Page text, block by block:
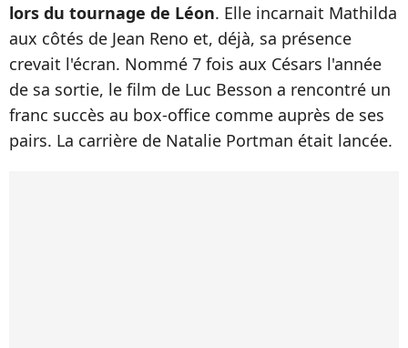
lors du tournage de Léon. Elle incarnait Mathilda
aux côtés de Jean Reno et, déjà, sa présence
crevait l'écran. Nommé 7 fois aux Césars l'année
de sa sortie, le film de Luc Besson a rencontré un
franc succès au box-office comme auprès de ses
pairs. La carrière de Natalie Portman était lancée.